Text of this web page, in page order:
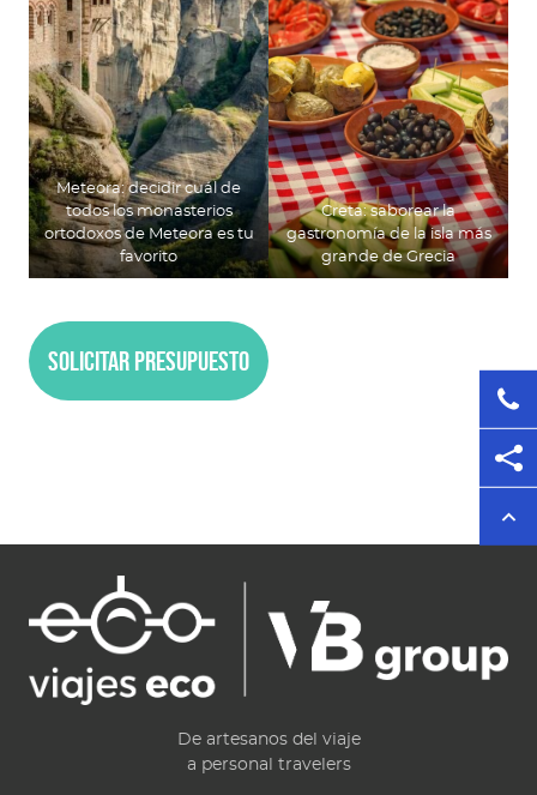
Meteora: decidir cuál de
todos los monasterios
ortodoxos de Meteora es tu
favorito
Creta: saborear la
gastronomía de la isla más
grande de Grecia
Solicitar presupuesto
De artesanos del viaje
a personal travelers